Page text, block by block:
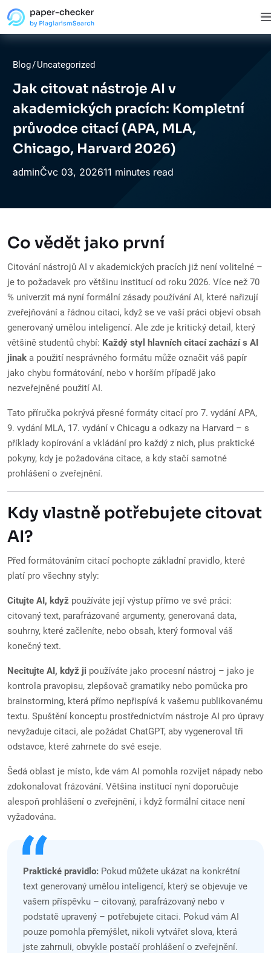
Blog/Uncategorized
Jak citovat nástroje AI v
akademických pracích: Kompletní
průvodce citací (APA, MLA,
Chicago, Harvard 2026)
adminČvc 03, 202611 minutes read
Co vědět jako první
Citování nástrojů AI v akademických pracích již není volitelné –
je to požadavek pro většinu institucí od roku 2026. Více než 70
% univerzit má nyní formální zásady používání AI, které nařizují
zveřejňování a řádnou citaci, když se ve vaší práci objeví obsah
generovaný umělou inteligencí. Ale zde je kritický detail, který
většině studentů chybí: Každý styl hlavních citací zachází s AI
jinak a použití nesprávného formátu může označit váš papír
jako chybu formátování, nebo v horším případě jako
nezveřejněné použití AI.
Tato příručka pokrývá přesné formáty citací pro 7. vydání APA,
9. vydání MLA, 17. vydání v Chicagu a odkazy na Harvard – s
příklady kopírování a vkládání pro každý z nich, plus praktické
pokyny, kdy je požadována citace, a kdy stačí samotné
prohlášení o zveřejnění.
Kdy vlastně potřebujete citovat
AI?
Před formátováním citací pochopte základní pravidlo, které
platí pro všechny styly:
Citujte AI, když používáte její výstup přímo ve své práci:
citovaný text, parafrázované argumenty, generovaná data,
souhrny, které začleníte, nebo obsah, který formoval váš
konečný text.
Necitujte AI, když ji používáte jako procesní nástroj – jako je
kontrola pravopisu, zlepšovač gramatiky nebo pomůcka pro
brainstorming, která přímo nepřispívá k vašemu publikovanému
textu. Spuštění konceptu prostřednictvím nástroje AI pro úpravy
nevyžaduje citaci, ale požádat ChatGPT, aby vygeneroval tři
odstavce, které zahrnete do své eseje.
Šedá oblast je místo, kde vám AI pomohla rozvíjet nápady nebo
zdokonalovat frázování. Většina institucí nyní doporučuje
alespoň prohlášení o zveřejnění, i když formální citace není
vyžadována.
Praktické pravidlo: Pokud můžete ukázat na konkrétní
text generovaný umělou inteligencí, který se objevuje ve
vašem příspěvku – citovaný, parafrázovaný nebo v
podstatě upravený – potřebujete citaci. Pokud vám AI
pouze pomohla přemýšlet, nikoli vytvářet slova, která
jste zahrnuli, obvykle postačí prohlášení o zveřejnění.